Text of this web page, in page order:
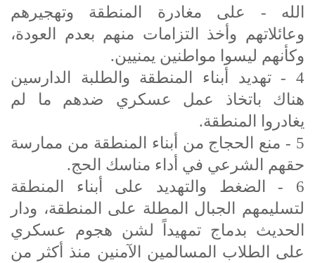
الله - على مغادرة المنطقة وتهجيرهم
وعائلاتهم وأخذ التزامات منهم بعدم العودة،
وكأنهم ليسوا مواطنين يمنيين.
4 - تهديد أبناء المنطقة والطلبة الدارسين
هناك باتخاذ عمل عسكري ضدهم ما لم
يغادروا المنطقة.
5 - منع الحجاج من أبناء المنطقة من ممارسة
حقهم الشرعي في أداء مناسك الحج.
6 - الضغط والتهديد على أبناء المنطقة
لتسليمهم الجبال المطلة على المنطقة، ودار
الحديث بدماج تمهيداً لشن هجوم عسكري
على الطلاب المسالمين الآمنين منذ أكثر من